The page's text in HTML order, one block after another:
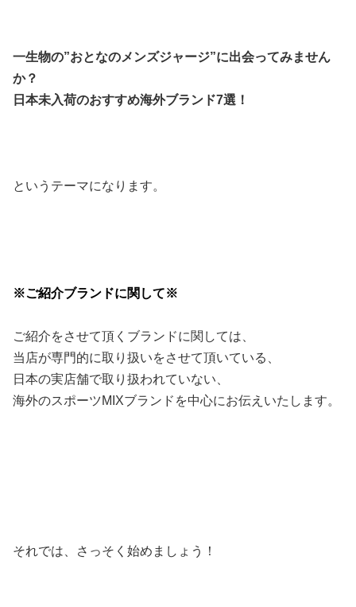
一生物の”おとなのメンズジャージ”に出会ってみません
か？
日本未入荷のおすすめ海外ブランド7選！
というテーマになります。
※ご紹介ブランドに関して※
ご紹介をさせて頂くブランドに関しては、
当店が専門的に取り扱いをさせて頂いている、
日本の実店舗で取り扱われていない、
海外のスポーツMIXブランドを中心にお伝えいたします。
それでは、さっそく始めましょう！